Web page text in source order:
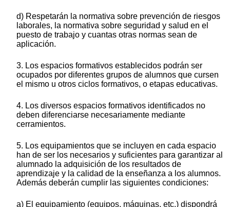
d) Respetarán la normativa sobre prevención de riesgos
laborales, la normativa sobre seguridad y salud en el
puesto de trabajo y cuantas otras normas sean de
aplicación.
3. Los espacios formativos establecidos podrán ser
ocupados por diferentes grupos de alumnos que cursen
el mismo u otros ciclos formativos, o etapas educativas.
4. Los diversos espacios formativos identificados no
deben diferenciarse necesariamente mediante
cerramientos.
5. Los equipamientos que se incluyen en cada espacio
han de ser los necesarios y suficientes para garantizar al
alumnado la adquisición de los resultados de
aprendizaje y la calidad de la enseñanza a los alumnos.
Además deberán cumplir las siguientes condiciones:
a) El equipamiento (equipos, máquinas, etc.) dispondrá